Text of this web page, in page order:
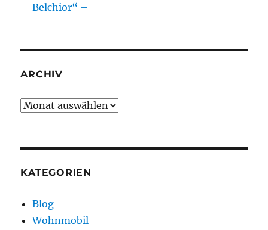
Belchior“ –
ARCHIV
Archiv
KATEGORIEN
Blog
Wohnmobil